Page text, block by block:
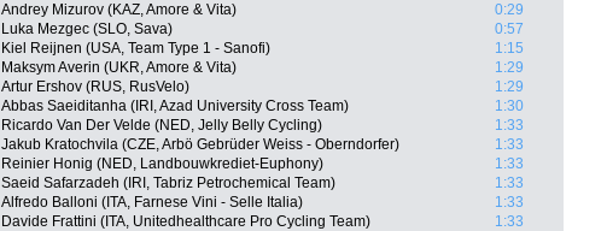
Andrey Mizurov (KAZ, Amore & Vita)
0:29
Luka Mezgec (SLO, Sava)
0:57
Kiel Reijnen (USA, Team Type 1 - Sanofi)
1:15
Maksym Averin (UKR, Amore & Vita)
1:29
Artur Ershov (RUS, RusVelo)
1:29
Abbas Saeiditanha (IRI, Azad University Cross Team)
1:30
Ricardo Van Der Velde (NED, Jelly Belly Cycling)
1:33
Jakub Kratochvila (CZE, Arbö Gebrüder Weiss - Oberndorfer)
1:33
Reinier Honig (NED, Landbouwkrediet-Euphony)
1:33
Saeid Safarzadeh (IRI, Tabriz Petrochemical Team)
1:33
Alfredo Balloni (ITA, Farnese Vini - Selle Italia)
1:33
Davide Frattini (ITA, Unitedhealthcare Pro Cycling Team)
1:33